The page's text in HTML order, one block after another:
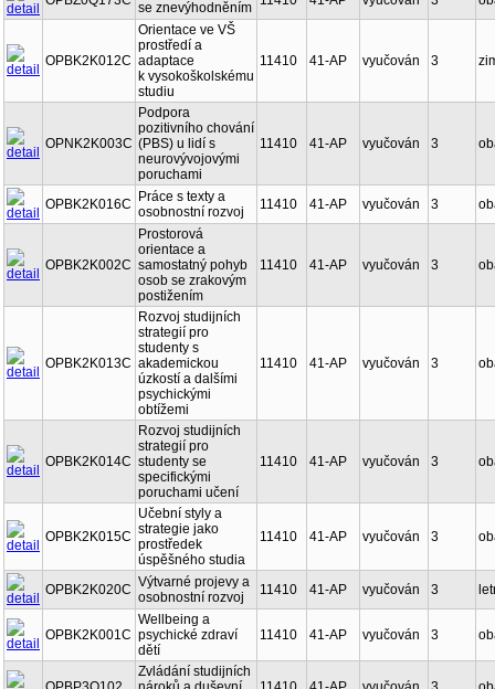
se znevýhodněním
OPBK2K012C
Orientace ve VŠ
prostředí a
adaptace
k vysokoškolskému
studiu
11410 41-AP vyučován 3
OPNK2K003C
Podpora
pozitivního chování
(PBS) u lidí s
neurovývojovými
poruchami
11410 41-AP vyučován 3
OPBK2K016C
Práce s texty a
osobnostní rozvoj
11410 41-AP vyučován 3
OPBK2K002C
Prostorová
orientace a
samostatný pohyb
osob se zrakovým
postižením
11410 41-AP vyučován 3
OPBK2K013C
Rozvoj studijních
strategií pro
studenty s
akademickou
úzkostí a dalšími
psychickými
obtížemi
11410 41-AP vyučován 3
OPBK2K014C
Rozvoj studijních
strategií pro
studenty se
specifickými
poruchami učení
11410 41-AP vyučován 3
OPBK2K015C
Učební styly a
strategie jako
prostředek
úspěšného studia
11410 41-AP vyučován 3
OPBK2K020C Výtvarné projevy a
osobnostní rozvoj
11410 41-AP vyučován 3
OPBK2K001C
Wellbeing a
psychické zdraví
dětí
11410 41-AP vyučován 3
Zvládání studijních